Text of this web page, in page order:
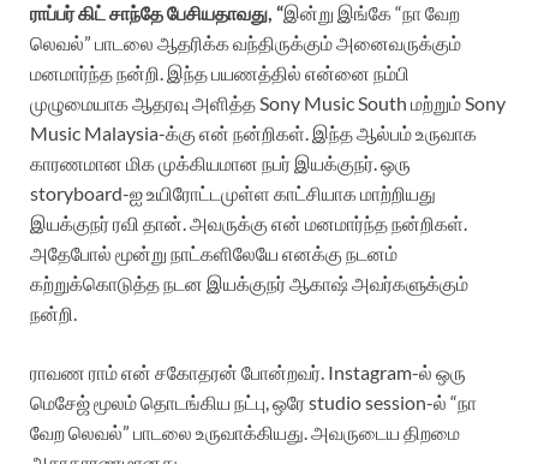
ராப்பர் கிட் சாந்தே பேசியதாவது, “இன்று இங்கே “நா வேற
லெவல்” பாடலை ஆதரிக்க வந்திருக்கும் அனைவருக்கும்
மனமார்ந்த நன்றி. இந்த பயணத்தில் என்னை நம்பி
முழுமையாக ஆதரவு அளித்த Sony Music South மற்றும் Sony
Music Malaysia-க்கு என் நன்றிகள். இந்த ஆல்பம் உருவாக
காரணமான மிக முக்கியமான நபர் இயக்குநர். ஒரு
storyboard-ஐ உயிரோட்டமுள்ள காட்சியாக மாற்றியது
இயக்குநர் ரவி தான். அவருக்கு என் மனமார்ந்த நன்றிகள்.
அதேபோல் மூன்று நாட்களிலேயே எனக்கு நடனம்
கற்றுக்கொடுத்த நடன இயக்குநர் ஆகாஷ் அவர்களுக்கும்
நன்றி.
ராவண ராம் என் சகோதரன் போன்றவர். Instagram-ல் ஒரு
மெசேஜ் மூலம் தொடங்கிய நட்பு, ஒரே studio session-ல் “நா
வேற லெவல்” பாடலை உருவாக்கியது. அவருடைய திறமை